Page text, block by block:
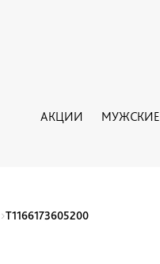
АКЦИИ МУЖСКИЕ
T1166173605200